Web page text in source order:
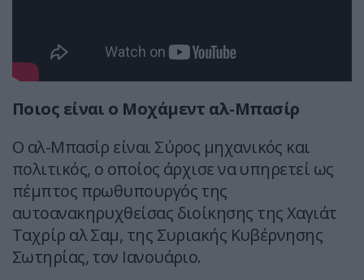
Ποιος είναι ο Μοχάμεντ αλ-Μπασίρ
Ο αλ-Μπασίρ είναι Σύρος μηχανικός και
πολιτικός, ο οποίος άρχισε να υπηρετεί ως
πέμπτος πρωθυπουργός της
αυτοανακηρυχθείσας διοίκησης της Χαγιάτ
Ταχρίρ αλ Σαμ, της Συριακής Κυβέρνησης
Σωτηρίας, τον Ιανουάριο.